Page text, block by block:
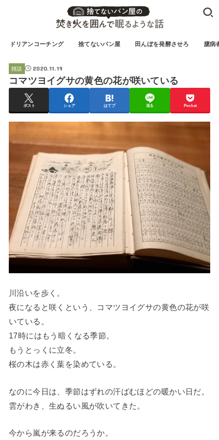
ドリアンコーチング 捨てないパン屋 田んぼを発酵させろ 臆病
雑談 2020.11.19
コマツヨイグサの黄色の花が咲いている
ポスト シェア はてブ 送る Pocket
川沿いを歩く。
夜になると咲くという、コマツヨイグサの黄色の花が咲
いている。
17時にはもう暗くなる季節。
もうとっくに立冬。
桜の木は赤く葉を染めている。
なのに今日は、季節はずれの汗ばむほどの暖かい日だ。
雲がわき、生ぬるい風が吹いてきた。
今から嵐が来るのだろうか。